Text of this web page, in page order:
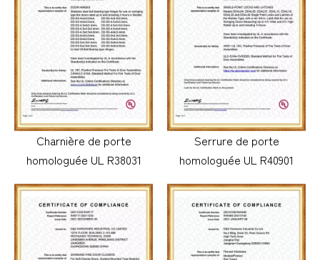
Charnière de porte
homologuée UL R38031
Serrure de porte
homologuée UL R40901